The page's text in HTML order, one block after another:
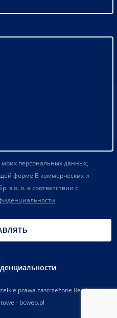
моих персональных данных,
форме В коммерческих и
з о. о. в соответствии с
prawa zastrzeżone Realizacja:
- bcweb.pl